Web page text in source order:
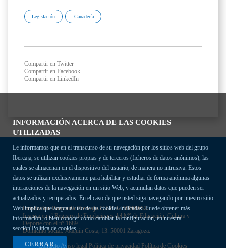
INFORMACIÓN ACERCA DE LAS COOKIES
UTILIZADAS
Le informamos que en el transcurso de su navegación por los sitios web del grupo
Ibercaja, se utilizan cookies propias y de terceros (ficheros de datos anónimos), las
cuales se almacenan en el dispositivo del usuario, de manera no intrusiva. Estos
datos se utilizan exclusivamente para habilitar y estudiar de forma anónima algunas
interacciones de la navegación en un sitio Web, y acumulan datos que pueden ser
actualizados y recuperados. En el caso de que usted siga navegando por nuestro sitio
Web implica que acepta el uso de las cookies indicadas. Puede obtener más
información, o bien conocer cómo cambiar la configuración, en nuestra
secciónPolítica de cookies
CERRAR
Legislación Ganadería
Compartir en Twitter
Compartir en Facebook
Compartir en LinkedIn
Fundación Bancaria Ibercaja C.I.F. G-50000652.
Inscrita en el Registro de Fundaciones del Mº de Educación, Cultura y
Deporte con el nº 1689.
Domicilio social: Joaquín Costa, 13. 50001 Zaragoza.
ContactoAviso legal Política de privacidad Política de Cookies